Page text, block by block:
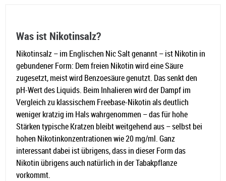
Was ist Nikotinsalz?
Nikotinsalz – im Englischen Nic Salt genannt – ist Nikotin in
gebundener Form: Dem freien Nikotin wird eine Säure
zugesetzt, meist wird Benzoesäure genutzt. Das senkt den
pH-Wert des Liquids. Beim Inhalieren wird der Dampf im
Vergleich zu klassischem Freebase-Nikotin als deutlich
weniger kratzig im Hals wahrgenommen – das für hohe
Stärken typische Kratzen bleibt weitgehend aus – selbst bei
hohen Nikotinkonzentrationen wie 20 mg/ml. Ganz
interessant dabei ist übrigens, dass in dieser Form das
Nikotin übrigens auch natürlich in der Tabakpflanze
vorkommt.